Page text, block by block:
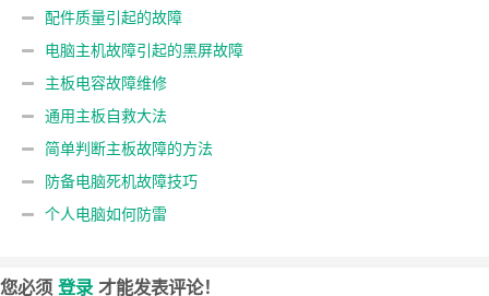
配件质量引起的故障
电脑主机故障引起的黑屏故障
主板电容故障维修
通用主板自救大法
简单判断主板故障的方法
防备电脑死机故障技巧
个人电脑如何防雷
您必须 登录才能发表评论！